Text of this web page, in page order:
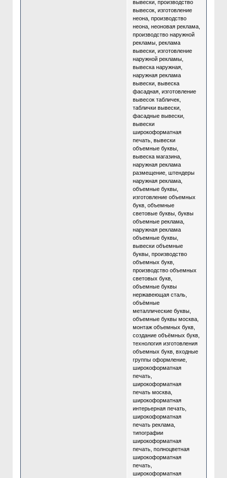
вывески, производство
вывесок, изготовление
неона, производство
неона, неоновая реклама,
производство наружной
рекламы, реклама
вывески, изготовление
наружной рекламы,
вывеска наружная,
наружная реклама
вывески, вывеска
фасадная, изготовление
вывесок табличек,
таблички вывески,
фасадные вывески,
вывески
широкоформатная
печать, вывески
объемные буквы,
вывеска магазина,
наружная реклама
размещение, штендеры
наружная реклама,
объемные буквы,
изготовление объемных
букв, объемные
световые буквы, буквы
объемные реклама,
наружная реклама
объемные буквы,
вывески объемные
буквы, производство
объемных букв,
производство объемных
световых букв,
объемные буквы
нержавеющая сталь,
объёмные
металлические буквы,
объемные буквы москва,
монтаж объемных букв,
создание объёмных букв,
технология изготовления
объемных букв, входные
группы оформление,
широкоформатная
печать,
широкоформатная
печать москва,
широкоформатная
интерьерная печать,
широкоформатная
печать реклама,
типографии
широкоформатная
печать, полноцветная
широкоформатная
печать,
широкоформатная